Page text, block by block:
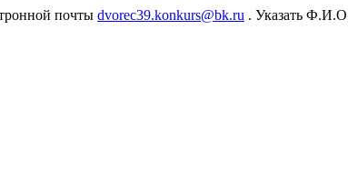
почты dvorec39.konkurs@bk.ru . Указать